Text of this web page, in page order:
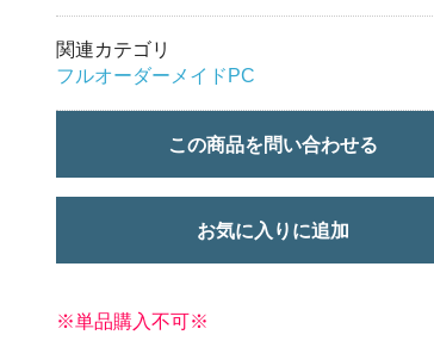
関連カテゴリ
フルオーダーメイドPC
この商品を問い合わせる
お気に入りに追加
※単品購入不可※